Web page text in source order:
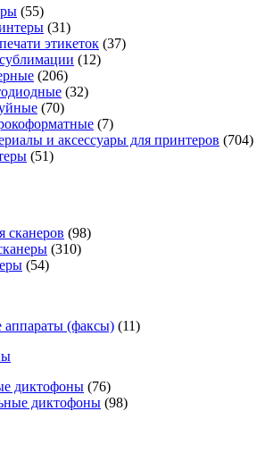
(55)
(31)
этикеток (37)
(12)
(206)
(32)
(70)
(7)
и аксессуары для принтеров (704)
(51)
сканеров (98)
(310)
(54)
(факсы) (11)
диктофоны (76)
диктофоны (98)